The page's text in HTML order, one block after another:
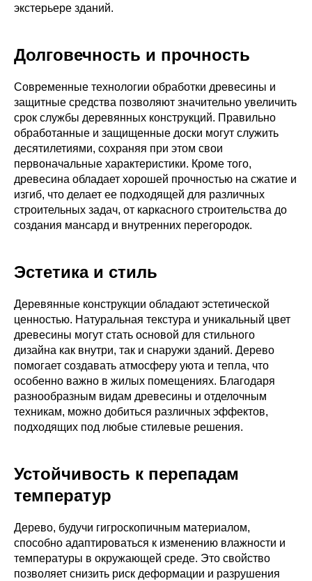
экстерьере зданий.
Долговечность и прочность
Современные технологии обработки древесины и
защитные средства позволяют значительно увеличить
срок службы деревянных конструкций. Правильно
обработанные и защищенные доски могут служить
десятилетиями, сохраняя при этом свои
первоначальные характеристики. Кроме того,
древесина обладает хорошей прочностью на сжатие и
изгиб, что делает ее подходящей для различных
строительных задач, от каркасного строительства до
создания мансард и внутренних перегородок.
Эстетика и стиль
Деревянные конструкции обладают эстетической
ценностью. Натуральная текстура и уникальный цвет
древесины могут стать основой для стильного
дизайна как внутри, так и снаружи зданий. Дерево
помогает создавать атмосферу уюта и тепла, что
особенно важно в жилых помещениях. Благодаря
разнообразным видам древесины и отделочным
техникам, можно добиться различных эффектов,
подходящих под любые стилевые решения.
Устойчивость к перепадам
температур
Дерево, будучи гигроскопичным материалом,
способно адаптироваться к изменению влажности и
температуры в окружающей среде. Это свойство
позволяет снизить риск деформации и разрушения